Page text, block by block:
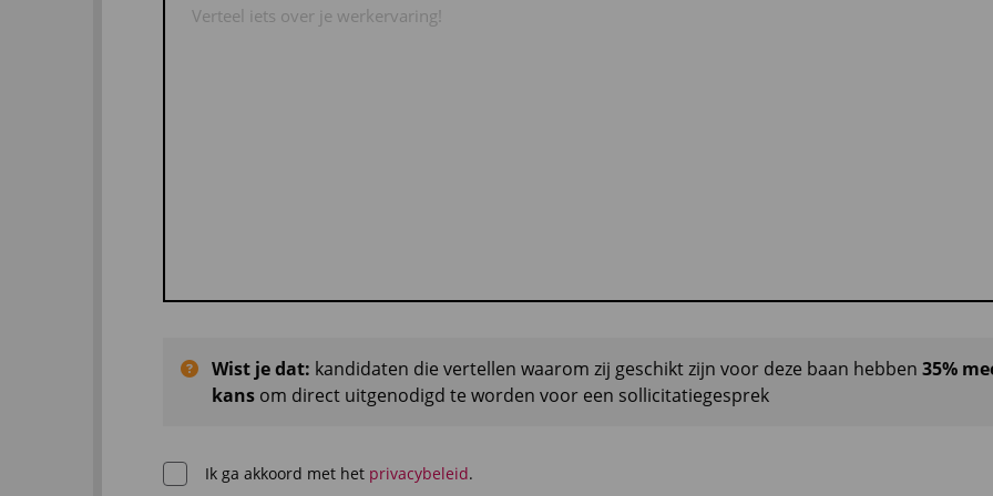
Wist je dat: kandidaten die vertellen waarom zij geschikt zijn voor deze baan hebben 35%
kans om direct uitgenodigd te worden voor een sollicitatiegesprek
Ik ga akkoord met het privacybeleid.